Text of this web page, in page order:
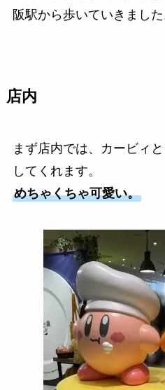
阪駅から歩いていきました
店内
まず店内では、カービィ
してくれます。
めちゃくちゃ可愛い。